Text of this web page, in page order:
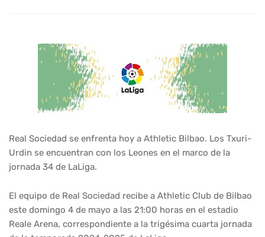
Real Sociedad se enfrenta hoy a Athletic Bilbao. Los Txuri-
Urdin se encuentran con los Leones en el marco de la
jornada 34 de LaLiga.
El equipo de Real Sociedad recibe a Athletic Club de Bilbao
este domingo 4 de mayo a las 21:00 horas en el estadio
Reale Arena, correspondiente a la trigésima cuarta jornada